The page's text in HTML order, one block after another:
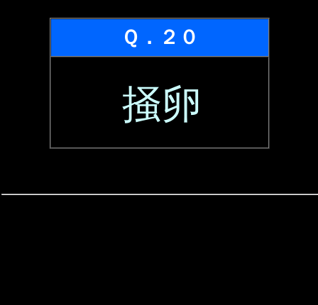
Ｑ．２０
掻卵